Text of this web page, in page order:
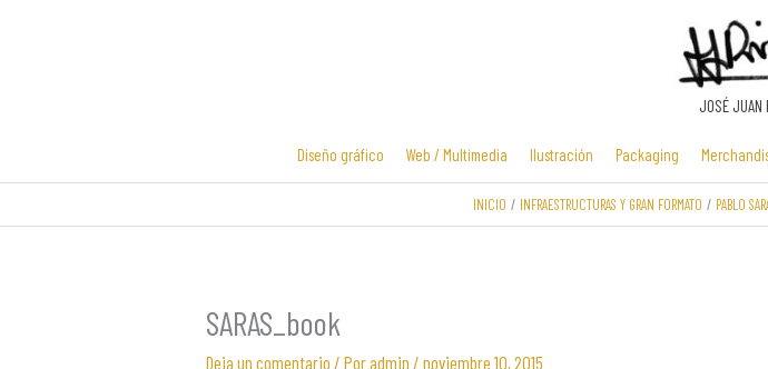
JOSÉ JUAN
Diseño gráfico
Identidad
Web / Multimedia
Diseño y
Manuales y
Ilustración Packaging
INICIO INFRAESTRUCTURAS Y GRAN FORMATO PABLO
SARAS_book
Deja un comentario / Poradmin / noviembre 10, 2015